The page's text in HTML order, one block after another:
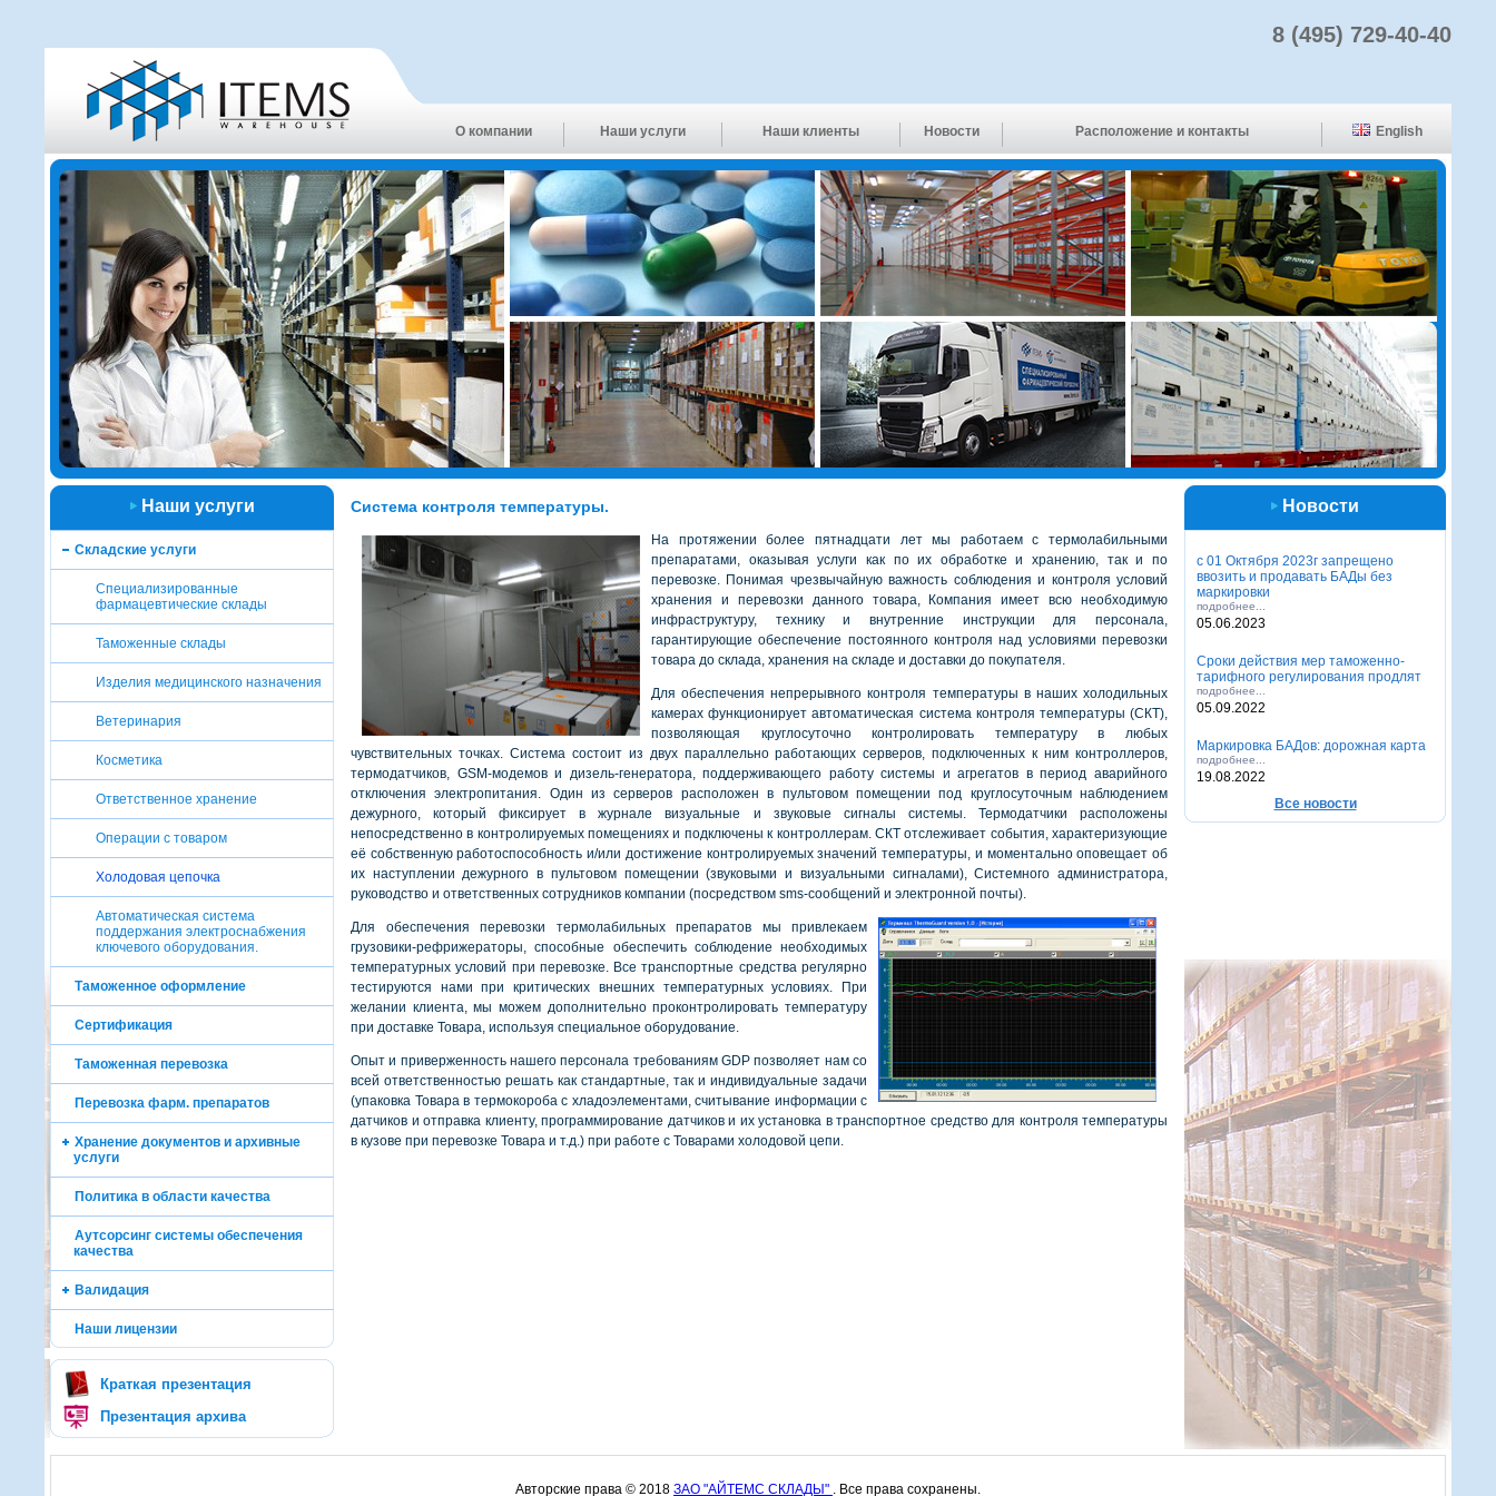
8 (495) 729-40-40
О компании Наши услуги Наши клиенты Новости Расположение и контакты English
Наши услуги
Складские услуги
Специализированные
фармацевтические склады
Таможенные склады
Изделия медицинского назначения
Ветеринария
Косметика
Ответственное хранение
Операции с товаром
Холодовая цепочка
Автоматическая система
поддержания электроснабжения
ключевого оборудования.
Таможенное оформление
Сертификация
Таможенная перевозка
Перевозка фарм. препаратов
Хранение документов и архивные
услуги
Политика в области качества
Аутсорсинг системы обеспечения
качества
Валидация
Наши лицензии
Краткая презентация
Презентация архива
Система контроля температуры.
На протяжении более пятнадцати лет мы работаем с термолабильными
препаратами, оказывая услуги как по их обработке и хранению, так и по
перевозке. Понимая чрезвычайную важность соблюдения и контроля условий
хранения и перевозки данного товара, Компания имеет всю необходимую
инфраструктуру, технику и внутренние инструкции для персонала,
гарантирующие обеспечение постоянного контроля над условиями перевозки
товара до склада, хранения на складе и доставки до покупателя.
Для обеспечения непрерывного контроля температуры в наших холодильных
камерах функционирует автоматическая система контроля температуры (СКТ),
позволяющая круглосуточно контролировать температуру в любых
чувствительных точках. Система состоит из двух параллельно работающих серверов, подключенных к ним контроллеров,
термодатчиков, GSM-модемов и дизель-генератора, поддерживающего работу системы и агрегатов в период аварийного
отключения электропитания. Один из серверов расположен в пультовом помещении под круглосуточным наблюдением
дежурного, который фиксирует в журнале визуальные и звуковые сигналы системы. Термодатчики расположены
непосредственно в контролируемых помещениях и подключены к контроллерам. СКТ отслеживает события, характеризующие
её собственную работоспособность и/или достижение контролируемых значений температуры, и моментально оповещает об
их наступлении дежурного в пультовом помещении (звуковыми и визуальными сигналами), Системного администратора,
руководство и ответственных сотрудников компании (посредством sms-сообщений и электронной почты).
Для обеспечения перевозки термолабильных препаратов мы привлекаем
грузовики-рефрижераторы, способные обеспечить соблюдение необходимых
температурных условий при перевозке. Все транспортные средства регулярно
тестируются нами при критических внешних температурных условиях. При
желании клиента, мы можем дополнительно проконтролировать температуру
при доставке Товара, используя специальное оборудование.
Опыт и приверженность нашего персонала требованиям GDP позволяет нам со
всей ответственностью решать как стандартные, так и индивидуальные задачи
(упаковка Товара в термокороба с хладоэлементами, считывание информации с
датчиков и отправка клиенту, программирование датчиков и их установка в транспортное средство для контроля температуры
в кузове при перевозке Товара и т.д.) при работе с Товарами холодовой цепи.
Новости
с 01 Октября 2023г запрещено
ввозить и продавать БАДы без
маркировки
подробнее...
05.06.2023
Cроки действия мер таможенно-
тарифного регулирования продлят
подробнее...
05.09.2022
Маркировка БАДов: дорожная карта
подробнее...
19.08.2022
Все новоcти
Авторские права © 2018 ЗАО "АЙТЕМС СКЛАДЫ" . Все права сохранены.